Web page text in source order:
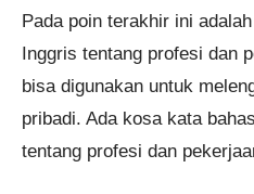
Pada poin terakhir ini
Inggris tentang profesi dan
bisa digunakan untuk
pribadi. Ada kosa kata
tentang profesi dan